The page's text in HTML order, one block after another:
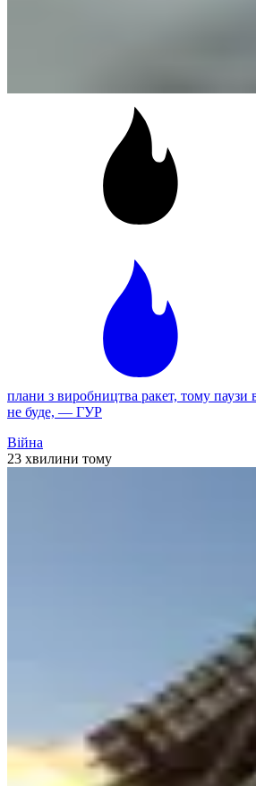
плани з виробництва ракет, тому паузи
не буде, — ГУР
Війна
23 хвилини тому